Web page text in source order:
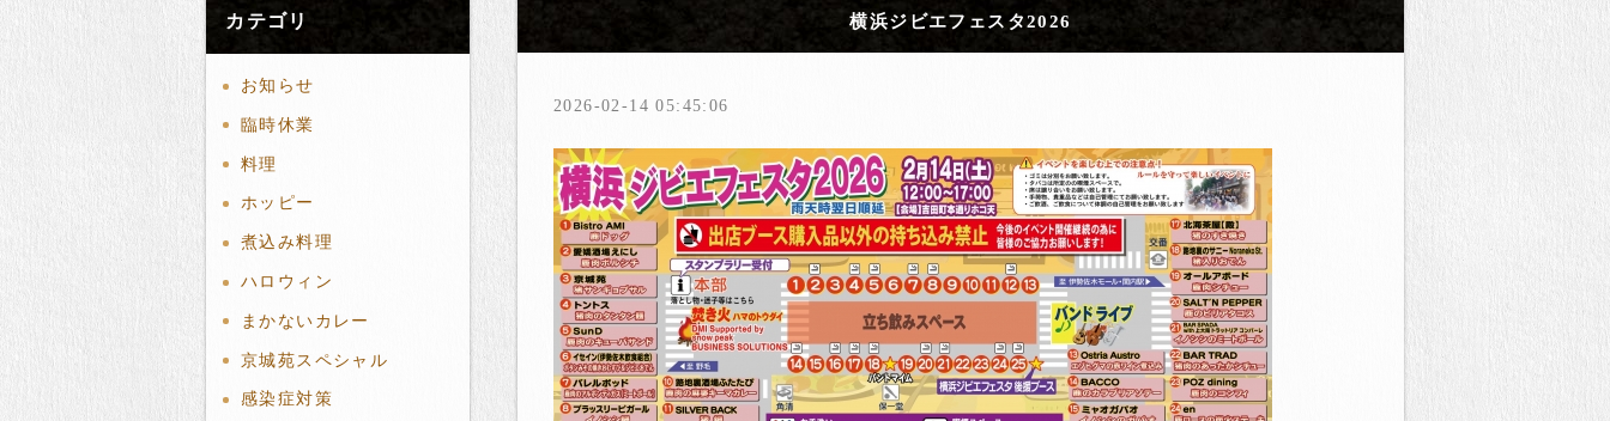
カテゴリ
お知らせ
臨時休業
料理
ホッピー
煮込み料理
ハロウィン
まかないカレー
京城苑スペシャル
感染症対策
横浜ジビエフェスタ2026
2026-02-14 05:45:06